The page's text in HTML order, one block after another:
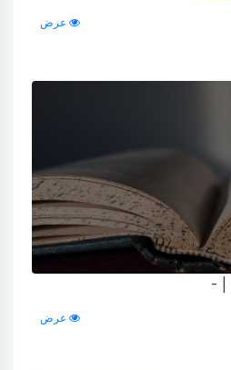
عرض
| -
عرض